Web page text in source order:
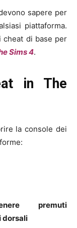
sapere per
piattaforma.
cheat di base per
Sims 4.
in The
la console dei
premuti
dorsali